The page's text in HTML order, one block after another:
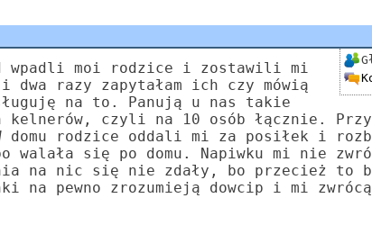
wpadli moi rodzice i zostawili mi
razy zapytałam ich czy mówią
na to. Panują u nas takie
czyli na 10 osób łącznie.
rodzice oddali mi za posiłek i
się po domu. Napiwku mi nie
na nic się nie zdały, bo przecież to
pewno zrozumieją dowcip i mi zwrócą